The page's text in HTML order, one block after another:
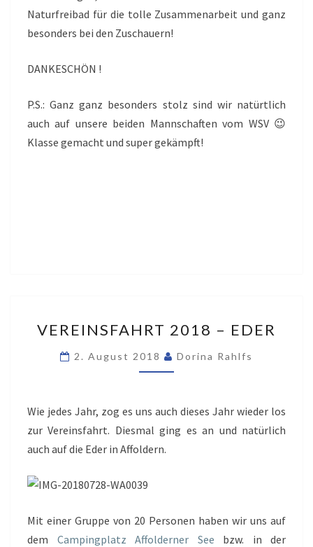
Naturfreibad für die tolle Zusammenarbeit und ganz
besonders bei den Zuschauern!
DANKESCHÖN !
P.S.: Ganz ganz besonders stolz sind wir natürtlich
auch auf unsere beiden Mannschaften vom WSV 😉
Klasse gemacht und super gekämpft!
2018
EDER
VEREINSFAHRT 2018 – EDER
2. August 2018 Dorina Rahlfs
Wie jedes Jahr, zog es uns auch dieses Jahr wieder los
zur Vereinsfahrt. Diesmal ging es an und natürlich
auch auf die Eder in Affoldern.
Mit einer Gruppe von 20 Personen haben wir uns auf
dem Campingplatz Affolderner See bzw. in der